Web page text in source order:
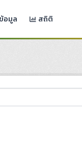
อมูล สถิติ